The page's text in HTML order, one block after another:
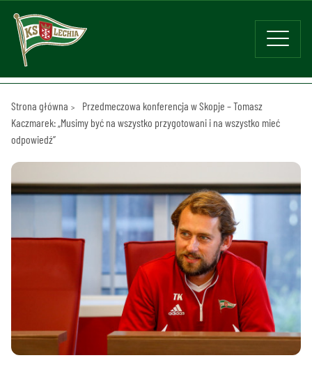
Strona główna
Przedmeczowa konferencja w Skopje – Tomasz
Kaczmarek: „Musimy być na wszystko przygotowani i na wszystko mieć
odpowiedź”